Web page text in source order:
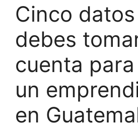
Cinco
debes
cuenta
un
en